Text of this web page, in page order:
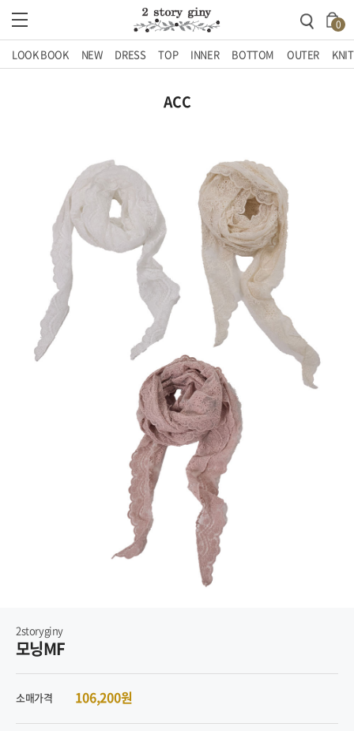
0
LOOK BOOK NEW DRESS TOP INNER BOTTOM OUTER KNIT
ACC
2storyginy
모닝MF
소매가격 106,200원